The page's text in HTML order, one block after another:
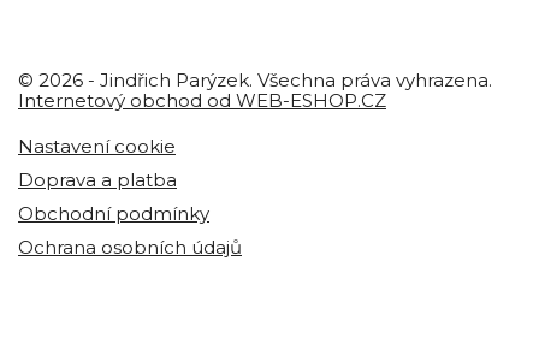
© 2026 - Jindřich Parýzek. Všechna práva vyhrazena.
Internetový obchod od WEB-ESHOP.CZ
Nastavení cookie
Doprava a platba
Obchodní podmínky
Ochrana osobních údajů